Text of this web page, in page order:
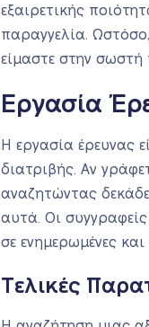
εξαιρετικής
παραγγελία.
είμαστε στην σωστή
Εργασία
Η εργασία έρευνας
διατριβής. Αν
αναζητώντας
αυτά. Οι
σε ενημερωμένες και
Τελικές